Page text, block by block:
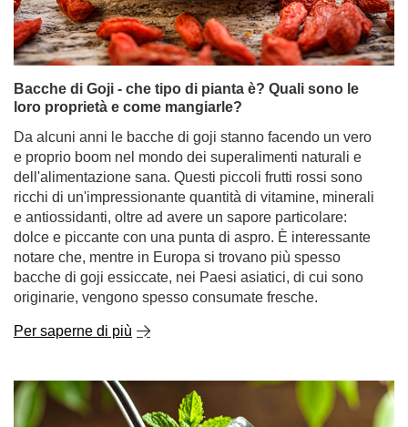
Bacche di Goji - che tipo di pianta è? Quali sono le
Da alcuni anni le bacche di goji stanno facendo un vero
e proprio boom nel mondo dei superalimenti naturali e
dell'alimentazione sana. Questi piccoli frutti rossi sono
ricchi di un'impressionante quantità di vitamine, minerali
e antiossidanti, oltre ad avere un sapore particolare:
dolce e piccante con una punta di aspro. È interessante
notare che, mentre in Europa si trovano più spesso
bacche di goji essiccate, nei Paesi asiatici, di cui sono
originarie, vengono spesso consumate fresche.
Per saperne di più